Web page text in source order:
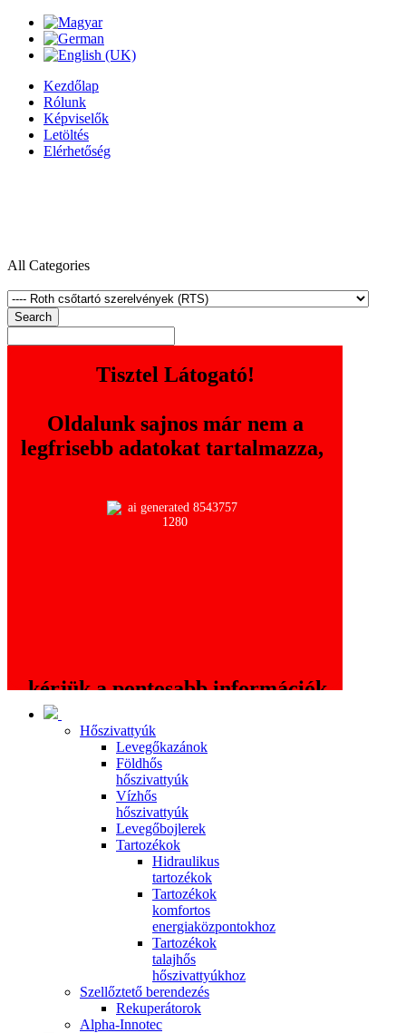
Kezdőlap
Rólunk
Képviselők
Letöltés
Elérhetőség
All Categories
Search
Tisztel Látogató!
Oldalunk sajnos már nem a
legfrisebb adatokat tartalmazza,
kérjük a pontosabb információk
www.thermo.hu oldalt!
Hőszivattyúk
Levegőkazánok
Földhős
hőszivattyúk
Vízhős
hőszivattyúk
Levegőbojlerek
Tartozékok
Hidraulikus
tartozékok
Tartozékok
komfortos
energiaközpontokhoz
Tartozékok
talajhős
hőszivattyúkhoz
Szellőztető berendezés
Rekuperátorok
Alpha-Innotec